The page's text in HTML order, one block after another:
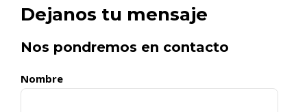
Dejanos tu mensaje
Nos pondremos en contacto
Nombre